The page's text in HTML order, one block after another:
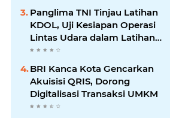
Panglima TNI Tinjau Latihan
KDOL, Uji Kesiapan Operasi
Lintas Udara dalam Latihan
Terintegrasi TNI 2026
BRI Kanca Kota Gencarkan
Akuisisi QRIS, Dorong
Digitalisasi Transaksi UMKM